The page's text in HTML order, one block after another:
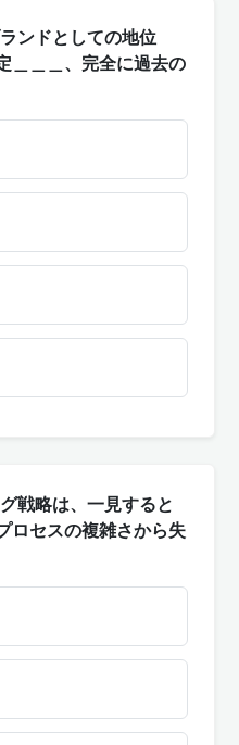
ンドとしての地位
＿＿＿、完全に過去の
戦略は、一見すると
ロセスの複雑さから失